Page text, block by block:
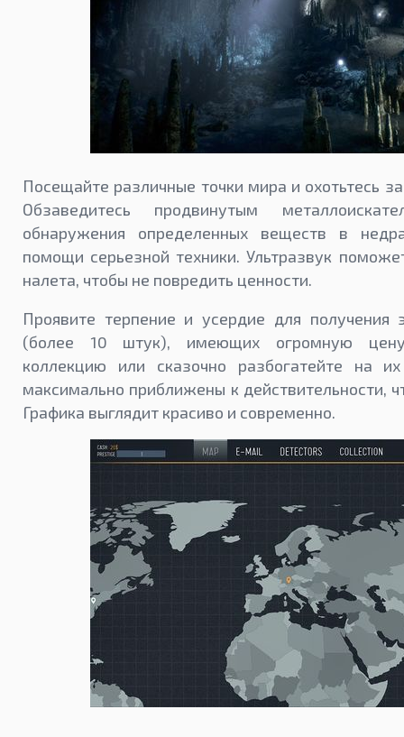
Посещайте различные точки мира и охотьтесь
Обзаведитесь продвинутым
обнаружения определенных веществ в
помощи серьезной техники. Ультразвук
налета, чтобы не повредить ценности.
Проявите терпение и усердие для получения
(более 10 штук), имеющих огромную
коллекцию или сказочно разбогатейте на
максимально приближены к действительности,
Графика выглядит красиво и современно.